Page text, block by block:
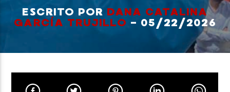
ESCRITO POR DANA CATALINA
GARCÍA TRUJILLO - 05/22/2026